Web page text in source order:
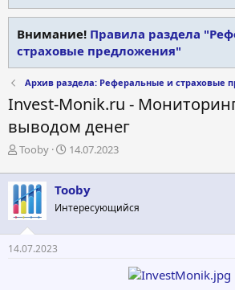
Внимание! Правила раздела
страховые предложения"
Архив раздела: Реферальные и страховые
Invest-Monik.ru -
выводом денег
А
т
о
р
т
е
м
Tooby
Д
т
а
н
ч
14.07.2023
Tooby
Интересующийся
14.07.2023